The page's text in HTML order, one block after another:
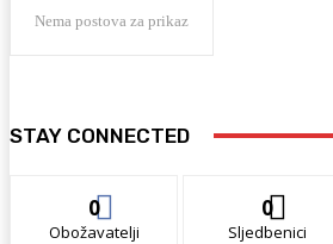
Nema postova za prikaz
STAY CONNECTED
0
Obožavatelji
0
Sljedbenici